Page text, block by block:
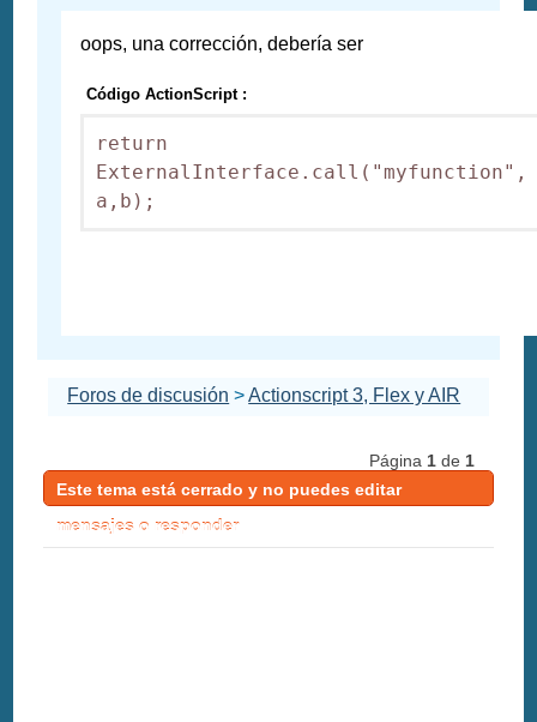
oops, una corrección, debería ser
Código ActionScript :
return
ExternalInterface.call("myfunction",
a,b);
Foros de discusión >Actionscript 3, Flex y AIR
Página 1de 1
Este tema está cerrado y no puedes editar
mensajes o responder